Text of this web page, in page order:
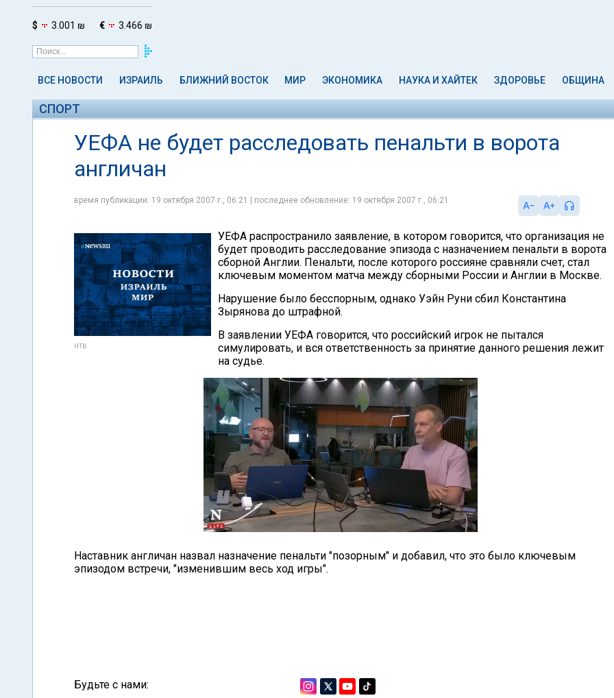
$ 3.001 ₪ € 3.466 ₪
ВСЕ НОВОСТИ ИЗРАИЛЬ БЛИЖНИЙ ВОСТОК МИР ЭКОНОМИКА НАУКА И ХАЙТЕК ЗДОРОВЬЕ ОБЩИНА
СПОРТ
УЕФА не будет расследовать пенальти в ворота
англичан
время публикации: 19 октября 2007 г., 06:21 | последнее обновление: 19 октября 2007 г., 06:21
НТВ
УЕФА распространило заявление, в котором говорится, что организация не
будет проводить расследование эпизода с назначением пенальти в ворота
сборной Англии. Пенальти, после которого россияне сравняли счет, стал
ключевым моментом матча между сборными России и Англии в Москве.
Нарушение было бесспорным, однако Уэйн Руни сбил Константина
Зырянова до штрафной.
В заявлении УЕФА говорится, что российский игрок не пытался
симулировать, и вся ответственность за принятие данного решения лежит
на судье.
Наставник англичан назвал назначение пенальти "позорным" и добавил, что это было ключевым
эпизодом встречи, "изменившим весь ход игры".
Будьте с нами: